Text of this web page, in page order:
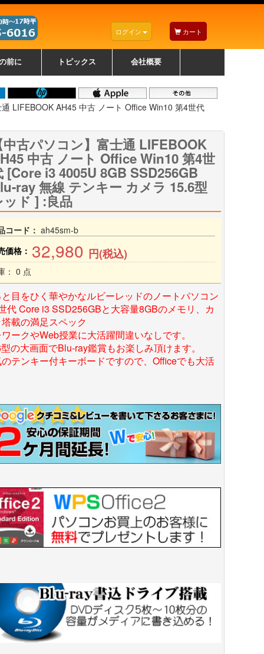
ログイン カート
前に トピックス 会社概要
通 LIFEBOOK AH45 中古 ノート Office Win10 第4世代
中古パソコン】富士通 LIFEBOOK
中古 ノート Office Win10 第4世
[Core i3 4005U 8GB SSD256GB
ray 無線 テンキー カメラ 15.6型
ッド ] :良品
コード： ah45sm-b
価格： 32,980 円(税込)
： 0 点
目をひく華やかなルビーレッドのノートパソコン
代 Core i3 SSD256GBと大容量8GBのメモリ、カ
載の満足スペック
ークやWeb授業に大活躍間違いなしです。
の大画面でBlu-ray鑑賞もお楽しみ頂けます。
のテンキー付キーボードですので、Officeでも大活